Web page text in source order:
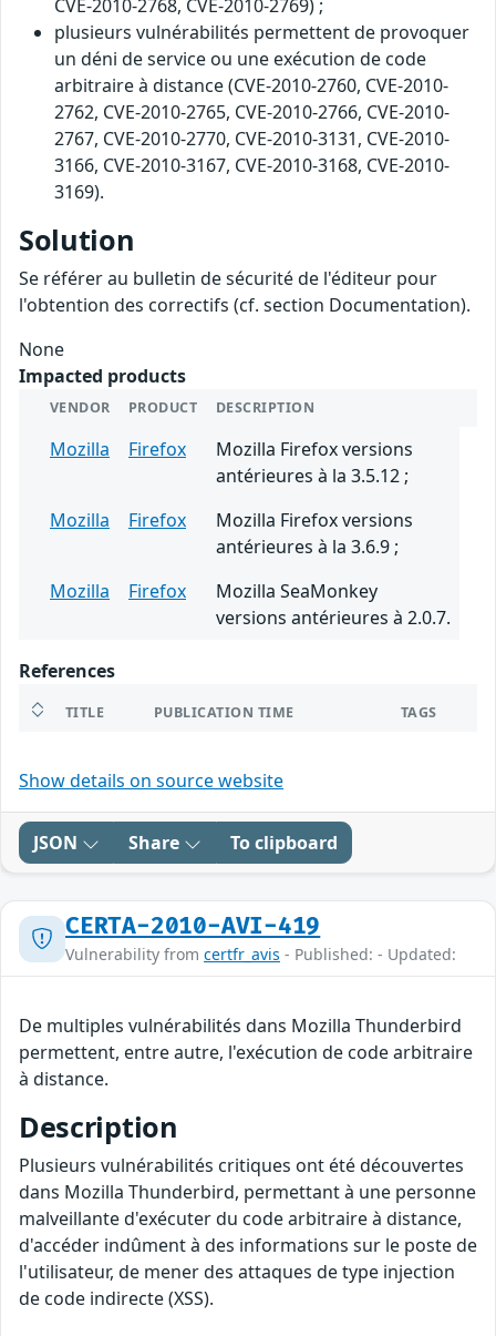
CVE-2010-2768, CVE-2010-2769) ;
plusieurs vulnérabilités permettent de provoquer
un déni de service ou une exécution de code
arbitraire à distance (CVE-2010-2760, CVE-2010-
2762, CVE-2010-2765, CVE-2010-2766, CVE-2010-
2767, CVE-2010-2770, CVE-2010-3131, CVE-2010-
3166, CVE-2010-3167, CVE-2010-3168, CVE-2010-
3169).
Solution
Se référer au bulletin de sécurité de l'éditeur pour
l'obtention des correctifs (cf. section Documentation).
None
Impacted products
VENDOR PRODUCT DESCRIPTION
Mozilla Firefox
Mozilla Firefox versions
antérieures à la 3.5.12 ;
Mozilla
Firefox
Mozilla Firefox versions
antérieures à la 3.6.9 ;
Mozilla
Firefox
Mozilla SeaMonkey
versions antérieures à 2.0.7.
References
TITLE PUBLICATION TIME TAGS
Show details on source website
JSON Share To clipboard
CERTA-2010-AVI-419
Vulnerability from certfr_avis - Published: - Updated:
De multiples vulnérabilités dans Mozilla Thunderbird
permettent, entre autre, l'exécution de code arbitraire
à distance.
Description
Plusieurs vulnérabilités critiques ont été découvertes
dans Mozilla Thunderbird, permettant à une personne
malveillante d'exécuter du code arbitraire à distance,
d'accéder indûment à des informations sur le poste de
l'utilisateur, de mener des attaques de type injection
de code indirecte (XSS).